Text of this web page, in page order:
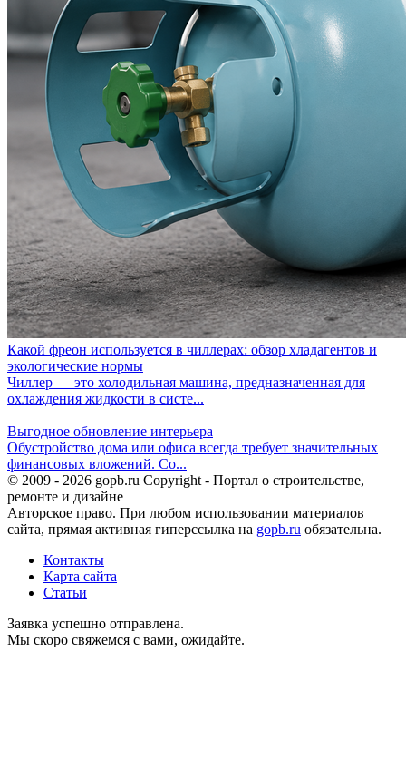
Какой фреон используется в чиллерах: обзор хладагентов и
экологические нормы
Чиллер — это холодильная машина, предназначенная для
охлаждения жидкости в систе...
Выгодное обновление интерьера
Обустройство дома или офиса всегда требует значительных
финансовых вложений. Со...
© 2009 - 2026 gopb.ru Copyright - Портал о строительстве,
ремонте и дизайне
Авторское право. При любом использовании материалов
сайта, прямая активная гиперссылка на gopb.ru обязательна.
Контакты
Карта сайта
Статьи
Заявка успешно отправлена.
Мы скоро свяжемся с вами, ожидайте.